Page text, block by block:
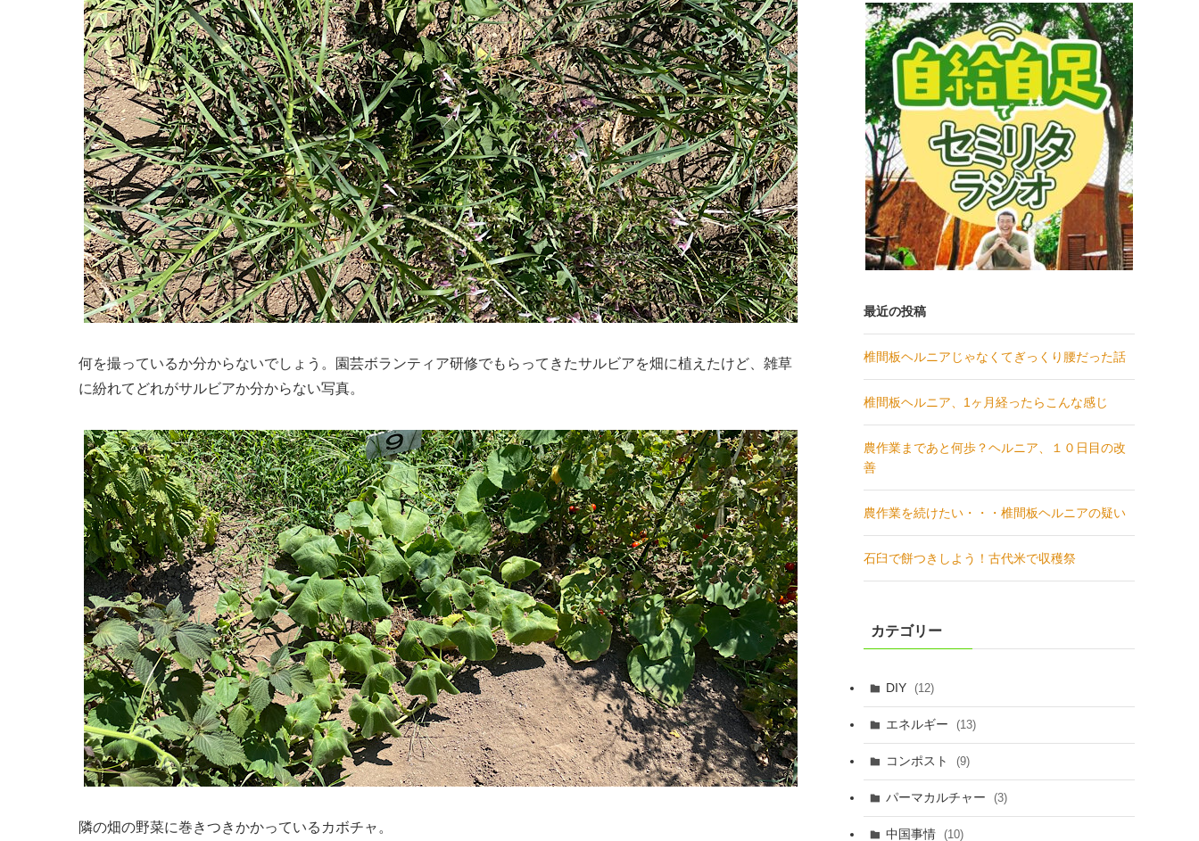
何を撮っているか分からないでしょう。園芸ボランティア研修でもらってきたサルビアを畑に植えたけど、雑草
に紛れてどれがサルビアか分からない写真。
隣の畑の野菜に巻きつきかかっているカボチャ。
最近の投稿
椎間板ヘルニアじゃなくてぎっくり腰だった話
椎間板ヘルニア、1ヶ月経ったらこんな感じ
農作業まであと何歩？ヘルニア、１０日目の改
善
農作業を続けたい・・・椎間板ヘルニアの疑い
石臼で餅つきしよう！古代米で収穫祭
カテゴリー
DIY (12)
エネルギー (13)
コンポスト (9)
パーマカルチャー (3)
中国事情 (10)